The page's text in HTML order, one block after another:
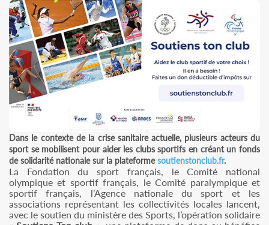
Dans le contexte de la crise sanitaire actuelle, plusieurs acteurs du
sport se mobilisent pour aider les clubs sportifs en créant un fonds
de solidarité nationale sur la plateformesoutienstonclub.fr.
La Fondation du sport français, le Comité national
olympique et sportif français, le Comité paralympique et
sportif français, l’Agence nationale du sport et les
associations représentant les collectivités locales lancent,
avec le soutien du ministère des Sports, l’opération solidaire